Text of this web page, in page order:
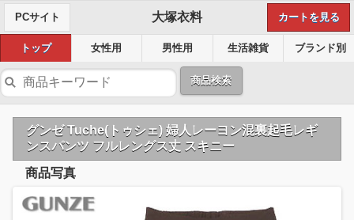
PCサイト 大塚衣料 カートを見る
トップ 女性用 男性用 生活雑貨 ブランド別
商品検索
グンゼ Tuche(トゥシェ) 婦人レーヨン混裏起毛レギ
ンスパンツ フルレングス丈 スキニー
商品写真